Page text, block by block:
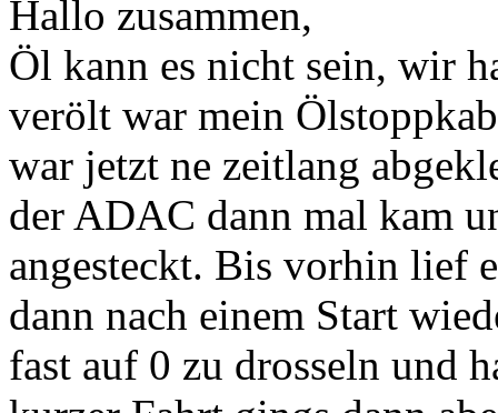
Hallo zusammen,
Öl kann es nicht sein, wir
verölt war mein
war jetzt ne zeitlang
der ADAC dann mal kam
angesteckt. Bis vorhin lief
dann nach einem Start
fast auf 0 zu drosseln und